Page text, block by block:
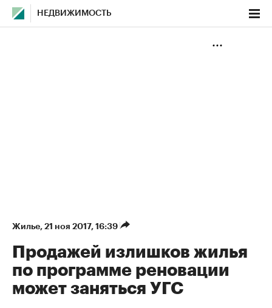
НЕДВИЖИМОСТЬ
Жилье⁠, 21 ноя 2017, 16:39
Продажей излишков жилья
по программе реновации
может заняться УГС